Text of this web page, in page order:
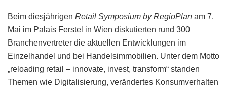
Beim diesjährigen Retail Symposium by RegioPlan am 7.
Mai im Palais Ferstel in Wien diskutierten rund 300
Branchenvertreter die aktuellen Entwicklungen im
Einzelhandel und bei Handelsimmobilien. Unter dem Motto
„reloading retail – innovate, invest, transform“ standen
Themen wie Digitalisierung, verändertes Konsumverhalten